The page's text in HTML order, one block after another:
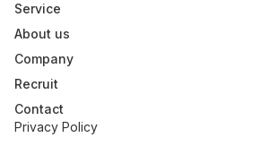
Service
About us
Company
Recruit
Contact
Privacy Policy